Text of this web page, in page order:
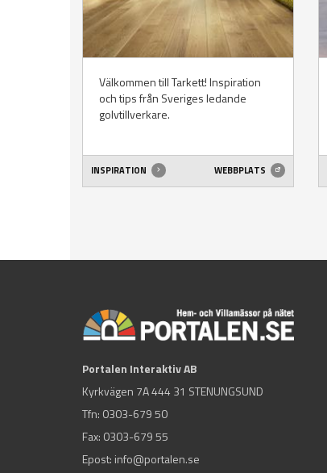
Välkommen till Tarkett! Inspiration
och tips från Sveriges ledande
golvtillverkare.
INSPIRATION WEBBPLATS
Portalen Interaktiv AB
Kyrkvägen 7A 444 31 STENUNGSUND
Tfn: 0303-679 50
Fax: 0303-679 55
Epost: info@portalen.se